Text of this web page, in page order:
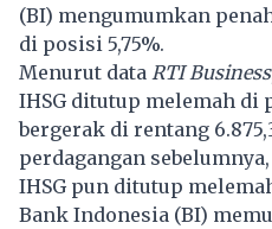
(BI) mengumumkan
di posisi 5,75%.
Menurut data RTI Business
IHSG ditutup melemah di
bergerak di rentang
perdagangan sebelumnya,
IHSG pun ditutup
Bank Indonesia (BI)